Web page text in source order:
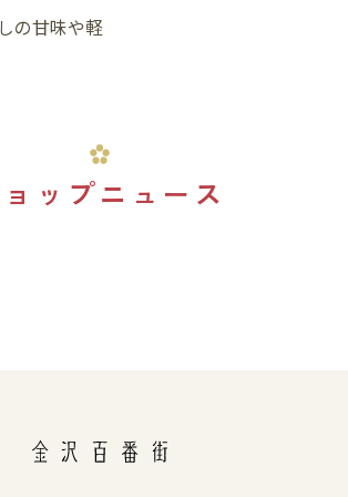
の甘味や軽
ップニュース